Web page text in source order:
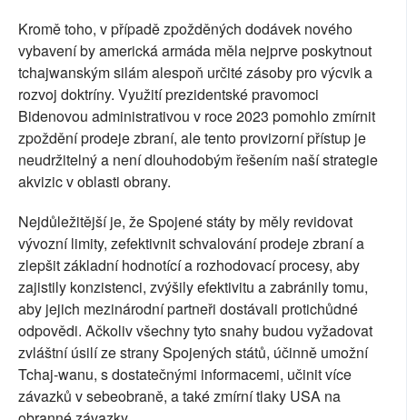
Kromě toho, v případě zpožděných dodávek nového
vybavení by americká armáda měla nejprve poskytnout
tchajwanským silám alespoň určité zásoby pro výcvik a
rozvoj doktríny. Využití prezidentské pravomoci
Bidenovou administrativou v roce 2023 pomohlo zmírnit
zpoždění prodeje zbraní, ale tento provizorní přístup je
neudržitelný a není dlouhodobým řešením naší strategie
akvizic v oblasti obrany.
Nejdůležitější je, že Spojené státy by měly revidovat
vývozní limity, zefektivnit schvalování prodeje zbraní a
zlepšit základní hodnotící a rozhodovací procesy, aby
zajistily konzistenci, zvýšily efektivitu a zabránily tomu,
aby jejich mezinárodní partneři dostávali protichůdné
odpovědi. Ačkoliv všechny tyto snahy budou vyžadovat
zvláštní úsilí ze strany Spojených států, účinně umožní
Tchaj-wanu, s dostatečnými informacemi, učinit více
závazků v sebeobraně, a také zmírní tlaky USA na